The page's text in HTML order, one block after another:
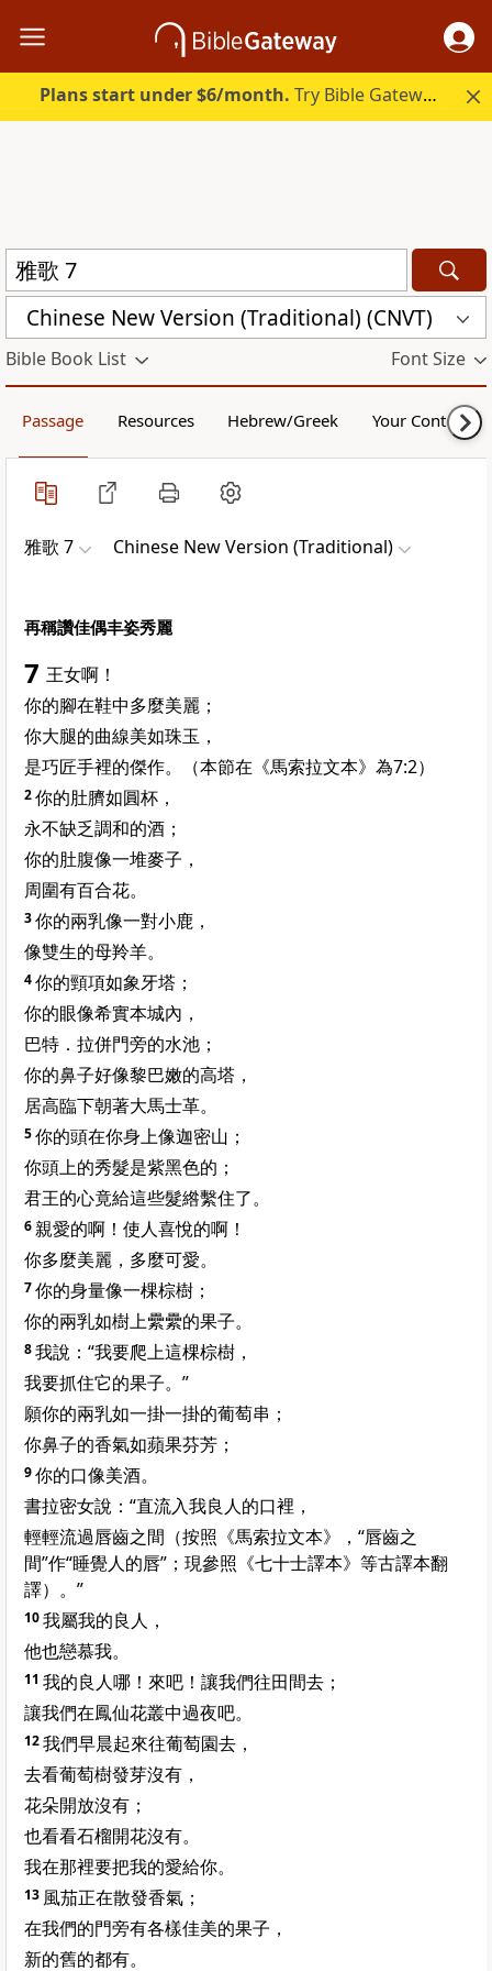
Plans start under $6/month. Try Bible Gateway Plus.
Chinese New Version (Traditional) (CNVT)
Bible Book List Font Size
Passage Resources Hebrew/Greek Your Content
雅歌 7 Chinese New Version (Traditional)
再稱讚佳偶丰姿秀麗
7 王女啊！
你的腳在鞋中多麼美麗；
你大腿的曲線美如珠玉，
是巧匠手裡的傑作。（本節在《馬索拉文本》為7:2）
2你的肚臍如圓杯，
永不缺乏調和的酒；
你的肚腹像一堆麥子，
周圍有百合花。
3你的兩乳像一對小鹿，
像雙生的母羚羊。
4你的頸項如象牙塔；
你的眼像希實本城內，
巴特．拉併門旁的水池；
你的鼻子好像黎巴嫩的高塔，
居高臨下朝著大馬士革。
5你的頭在你身上像迦密山；
你頭上的秀髮是紫黑色的；
君王的心竟給這些髮綹繫住了。
6親愛的啊！使人喜悅的啊！
你多麼美麗，多麼可愛。
7你的身量像一棵棕樹；
你的兩乳如樹上纍纍的果子。
8我說：“我要爬上這棵棕樹，
我要抓住它的果子。”
願你的兩乳如一掛一掛的葡萄串；
你鼻子的香氣如蘋果芬芳；
9你的口像美酒。
書拉密女說：“直流入我良人的口裡，
輕輕流過唇齒之間（按照《馬索拉文本》，“唇齒之
間”作“睡覺人的唇”；現參照《七十士譯本》等古譯本翻
譯）。”
10我屬我的良人，
他也戀慕我。
11 我的良人哪！來吧！讓我們往田間去；
讓我們在鳳仙花叢中過夜吧。
12我們早晨起來往葡萄園去，
去看葡萄樹發芽沒有，
花朵開放沒有；
也看看石榴開花沒有。
我在那裡要把我的愛給你。
13 風茄正在散發香氣；
在我們的門旁有各樣佳美的果子，
新的舊的都有。